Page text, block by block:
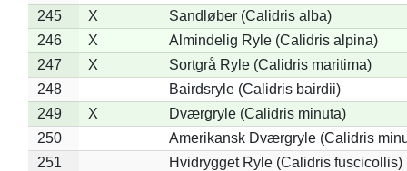
245
X
Sandløber (Calidris alba)
246
X
Almindelig Ryle (Calidris alpina)
247
X
Sortgrå Ryle (Calidris maritima)
248
Bairdsryle (Calidris bairdii)
249
X
Dværgryle (Calidris minuta)
250
Amerikansk Dværgryle (Calidris
251
Hvidrygget Ryle (Calidris fuscicollis)